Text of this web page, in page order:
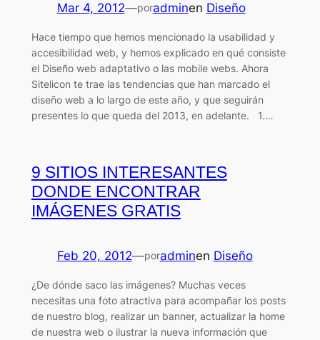
Mar 4, 2012—poradminen Diseño
Hace tiempo que hemos mencionado la usabilidad y
accesibilidad web, y hemos explicado en qué consiste
el Diseño web adaptativo o las mobile webs. Ahora
Sitelicon te trae las tendencias que han marcado el
diseño web a lo largo de este año, y que seguirán
presentes lo que queda del 2013, en adelante. 1.…
9 SITIOS INTERESANTES
DONDE ENCONTRAR
IMÁGENES GRATIS
Feb 20, 2012—poradminen Diseño
¿De dónde saco las imágenes? Muchas veces
necesitas una foto atractiva para acompañar los posts
de nuestro blog, realizar un banner, actualizar la home
de nuestra web o ilustrar la nueva información que